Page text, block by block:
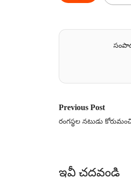
Previous Post
రంగస్థల నటుడు
ఇవీ చదవండి